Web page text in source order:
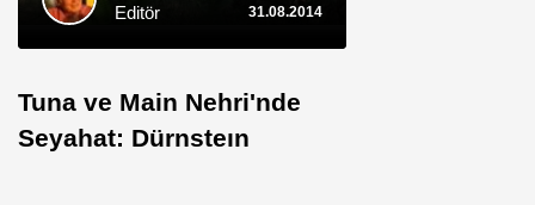
Editör
31.08.2014
Tuna ve Main Nehri'nde
Seyahat: Dürnsteın